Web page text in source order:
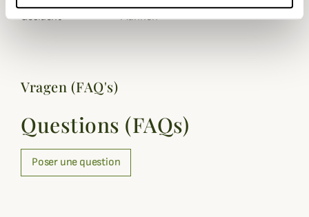
Geslacht Mannen
Vragen (FAQ's)
Questions (FAQs)
Poser une question